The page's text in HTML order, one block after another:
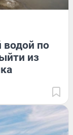
водой по
из